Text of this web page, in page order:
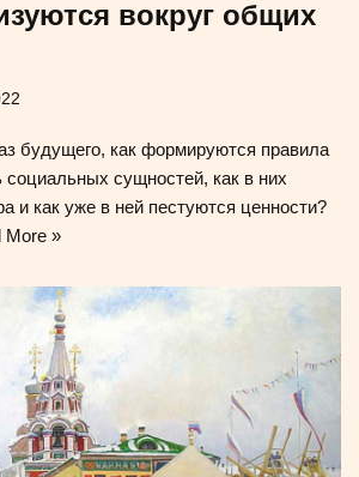
вокруг общих
будущего, как формируются правила
социальных сущностей, как в них
и как уже в ней пестуются ценности?
More »